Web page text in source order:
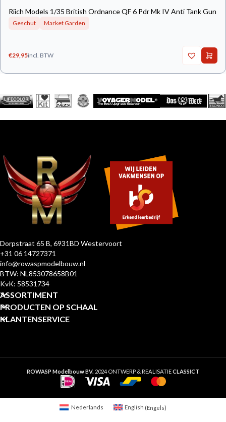
Riich Models 1/35 British Ordnance QF 6 Pdr Mk IV Anti Tank Gun
Geschut Market Garden
€29,95incl. BTW
Dorpstraat 65 B, 6931BD Westervoort
+31 06 14727371
info@rowaspmodelbouw.nl
BTW: NL853078658B01
KvK: 58531734
ASSORTIMENT
PRODUCTEN OP SCHAAL
KLANTENSERVICE
ROWASP Modelbouw BV. 2024 ONTWERP & REALISATIECLASSICT
Nederlands English (Engels)